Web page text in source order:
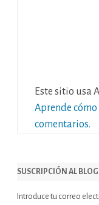
Este sitio usa
Aprende
comentarios.
SUSCRIPCIÓN AL
Introduce tu correo